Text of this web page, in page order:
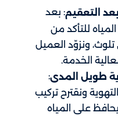
بعد التعقيم: بعد
المياه للتأكد من
ونزوّد العميل
الخدمة.
طويل المدى:
ونقترح تركيب
على المياه